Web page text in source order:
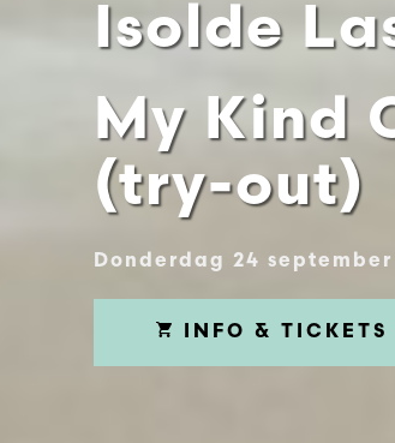
Isolde
My Kind
(try-out)
Donderdag 24 september
INFO & TICKETS